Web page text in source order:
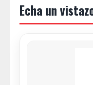
Echa un